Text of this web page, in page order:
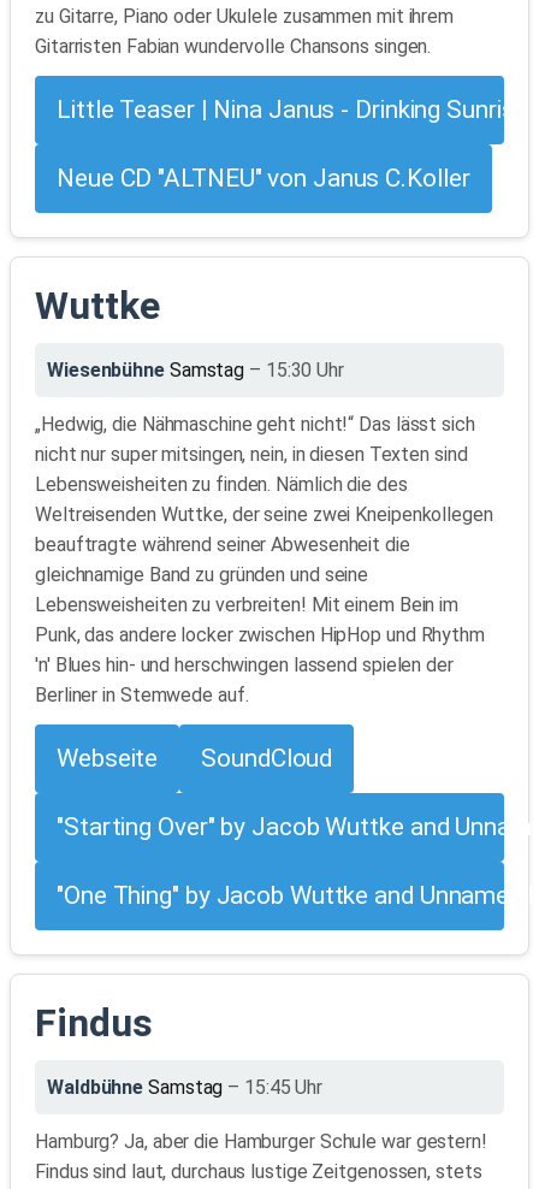
zu Gitarre, Piano oder Ukulele zusammen mit ihrem
Gitarristen Fabian wundervolle Chansons singen.
Little Teaser | Nina Janus - Drinking Sunrise
Neue CD "ALTNEU" von Janus C.Koller
Wuttke
Wiesenbühne Samstag – 15:30 Uhr
„Hedwig, die Nähmaschine geht nicht!“ Das lässt sich
nicht nur super mitsingen, nein, in diesen Texten sind
Lebensweisheiten zu finden. Nämlich die des
Weltreisenden Wuttke, der seine zwei Kneipenkollegen
beauftragte während seiner Abwesenheit die
gleichnamige Band zu gründen und seine
Lebensweisheiten zu verbreiten! Mit einem Bein im
Punk, das andere locker zwischen HipHop und Rhythm
'n' Blues hin- und herschwingen lassend spielen der
Berliner in Stemwede auf.
Webseite SoundCloud
"Starting Over" by Jacob Wuttke and
"One Thing" by Jacob Wuttke and Unnamed
Findus
Waldbühne Samstag – 15:45 Uhr
Hamburg? Ja, aber die Hamburger Schule war gestern!
Findus sind laut, durchaus lustige Zeitgenossen, stets